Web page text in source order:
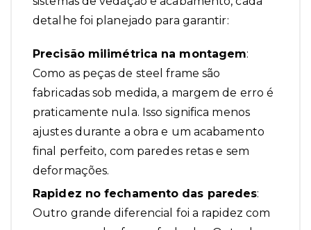
detalhe foi planejado para garantir:
Precisão milimétrica na montagem:
Como as peças de steel frame são
fabricadas sob medida, a margem de erro é
praticamente nula. Isso significa menos
ajustes durante a obra e um acabamento
final perfeito, com paredes retas e sem
deformações.
Rapidez no fechamento das paredes:
Outro grande diferencial foi a rapidez com